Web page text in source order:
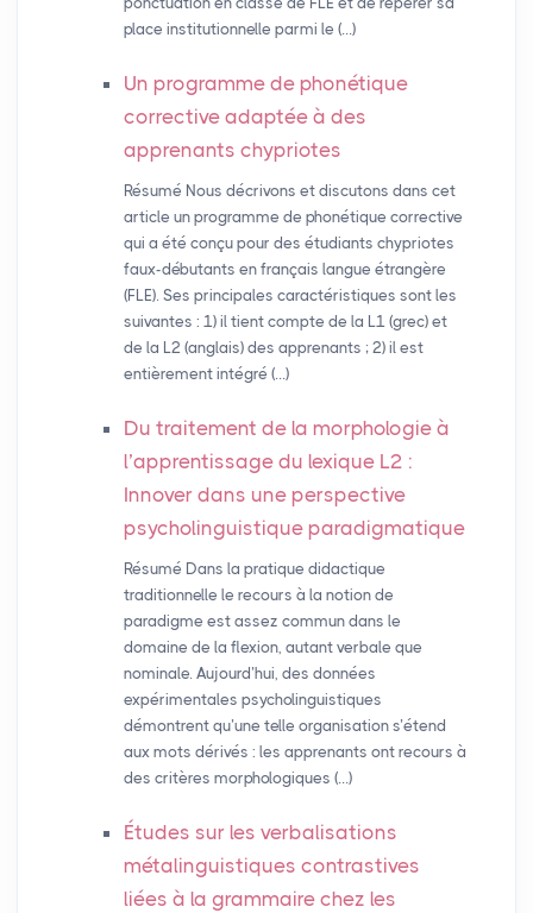
place institutionnelle parmi le (…)
Un programme de phonétique
corrective adaptée à des
apprenants chypriotes
Résumé Nous décrivons et discutons dans cet
article un programme de phonétique corrective
qui a été conçu pour des étudiants chypriotes
faux-débutants en français langue étrangère
(FLE). Ses principales caractéristiques sont les
suivantes : 1) il tient compte de la L1 (grec) et
de la L2 (anglais) des apprenants ; 2) il est
entièrement intégré (…)
Du traitement de la morphologie à
l’apprentissage du lexique L2 :
Innover dans une perspective
psycholinguistique paradigmatique
Résumé Dans la pratique didactique
traditionnelle le recours à la notion de
paradigme est assez commun dans le
domaine de la flexion, autant verbale que
nominale. Aujourd’hui, des données
expérimentales psycholinguistiques
démontrent qu’une telle organisation s’étend
aux mots dérivés : les apprenants ont recours à
des critères morphologiques (…)
Études sur les verbalisations
métalinguistiques contrastives
liées à la grammaire chez les